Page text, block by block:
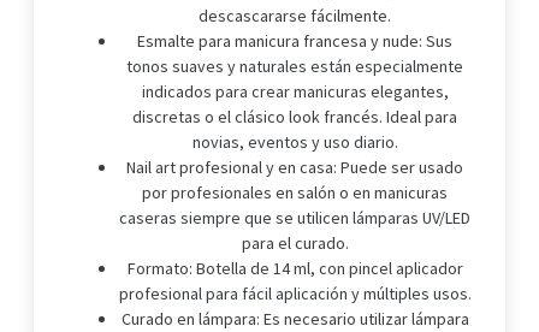
descascararse fácilmente.
Esmalte para manicura francesa y nude: Sus
tonos suaves y naturales están especialmente
indicados para crear manicuras elegantes,
discretas o el clásico look francés. Ideal para
novias, eventos y uso diario.
Nail art profesional y en casa: Puede ser usado
por profesionales en salón o en manicuras
caseras siempre que se utilicen lámparas UV/LED
para el curado.
Formato: Botella de 14 ml, con pincel aplicador
profesional para fácil aplicación y múltiples usos.
Curado en lámpara: Es necesario utilizar lámpara